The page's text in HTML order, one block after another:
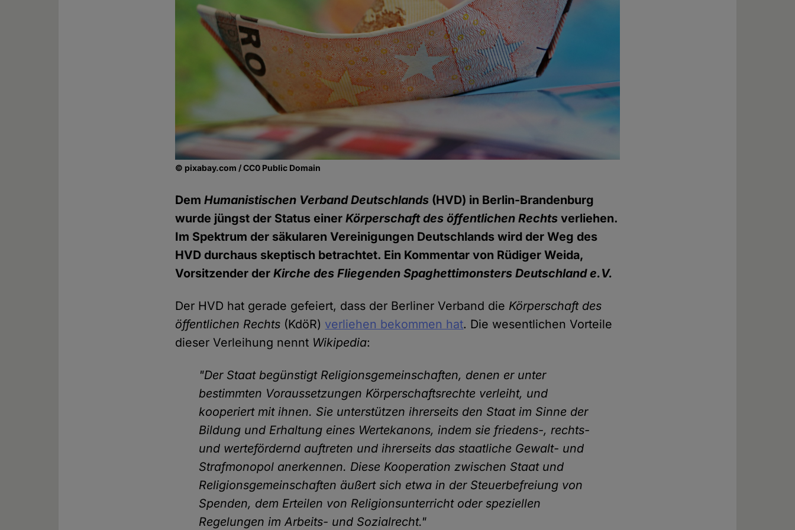
© pixabay.com / CC0 Public Domain
DemHumanistischen Verband Deutschlands (HVD) in Berlin-Brandenburg
wurde jüngst der Status einerKörperschaft des öffentlichen Rechts verliehen.
Im Spektrum der säkularen Vereinigungen Deutschlands wird der Weg des
HVD durchaus skeptisch betrachtet. Ein Kommentar von Rüdiger Weida,
Vorsitzender derKirche des Fliegenden Spaghettimonsters Deutschland e.V.
Der HVD hat gerade gefeiert, dass der Berliner Verband die Körperschaft des
öffentlichen Rechts (KdöR) verliehen bekommen hat. Die wesentlichen Vorteile
dieser Verleihung nennt Wikipedia:
"Der Staat begünstigt Religionsgemeinschaften, denen er unter
bestimmten Voraussetzungen Körperschaftsrechte verleiht, und
kooperiert mit ihnen. Sie unterstützen ihrerseits den Staat im Sinne der
Bildung und Erhaltung eines Wertekanons, indem sie friedens-, rechts-
und wertefördernd auftreten und ihrerseits das staatliche Gewalt- und
Strafmonopol anerkennen. Diese Kooperation zwischen Staat und
Religionsgemeinschaften äußert sich etwa in der Steuerbefreiung von
Spenden, dem Erteilen von Religionsunterricht oder speziellen
Regelungen im Arbeits- und Sozialrecht."